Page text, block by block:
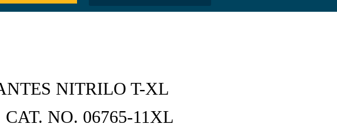
NITRILO T-XL
CAT. NO. 06765-11XL